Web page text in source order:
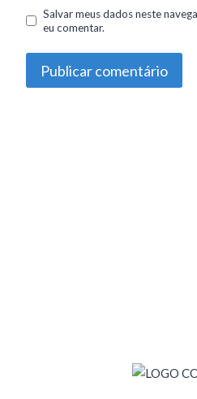
Salvar meus dados neste
eu comentar.